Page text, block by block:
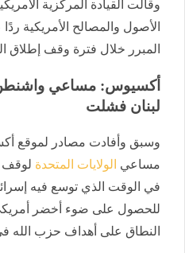
وقالت القيادة المركزية
الأصول والمصالح الأمريكية ردًا
المبرر خلال فترة وقف إطلاق
أكسيوس: مساعي واشنطن
لبنان فشلت
وسبق وأفادت مصادر لموقع
مساعي الولايات المتحدة لوقف
في الوقت الذي توسع فيه
للحصول على ضوء أخضر
النطاق على أهداف حزب الله